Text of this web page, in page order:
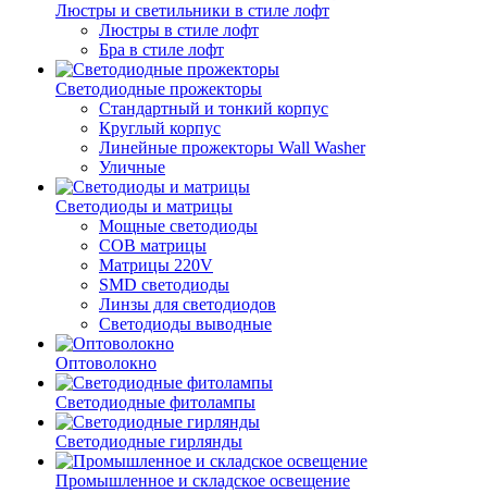
Люстры и светильники в стиле лофт
Люстры в стиле лофт
Бра в стиле лофт
Светодиодные прожекторы
Стандартный и тонкий корпус
Круглый корпус
Линейные прожекторы Wall Washer
Уличные
Светодиоды и матрицы
Мощные светодиоды
COB матрицы
Матрицы 220V
SMD светодиоды
Линзы для светодиодов
Светодиоды выводные
Оптоволокно
Светодиодные фитолампы
Светодиодные гирлянды
Промышленное и складское освещение